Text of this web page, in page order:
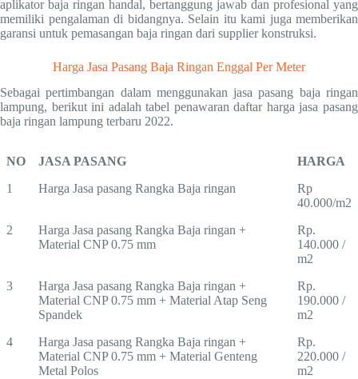
aplikator baja ringan handal, bertanggung jawab dan profesional yang
memiliki pengalaman di bidangnya. Selain itu kami juga memberikan
garansi untuk pemasangan baja ringan dari supplier konstruksi.
Harga Jasa Pasang Baja Ringan Enggal Per Meter
Sebagai pertimbangan dalam menggunakan jasa pasang baja ringan
lampung, berikut ini adalah tabel penawaran daftar harga jasa pasang
baja ringan lampung terbaru 2022.
NO JASA PASANG
HARGA
1
Harga Jasa pasang Rangka Baja ringan
Rp
40.000/m2
2
Harga Jasa pasang Rangka Baja ringan +
Material CNP 0.75 mm
Rp.
140.000 /
m2
3
Harga Jasa pasang Rangka Baja ringan +
Material CNP 0.75 mm + Material Atap Seng
Spandek
Rp.
190.000 /
m2
4
Harga Jasa pasang Rangka Baja ringan +
Material CNP 0.75 mm + Material Genteng
Metal Polos
Rp.
220.000 /
m2